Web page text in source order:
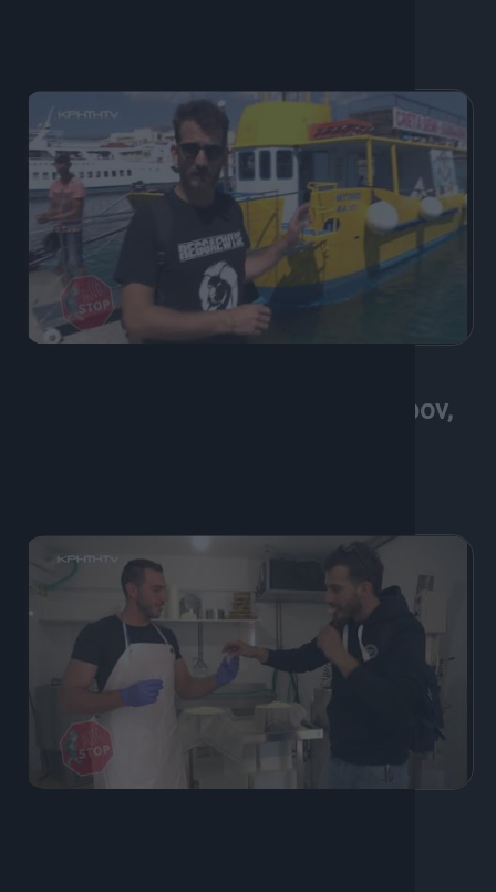
Auto Stop για Άγιο Νικόλαο, Ίστρον,